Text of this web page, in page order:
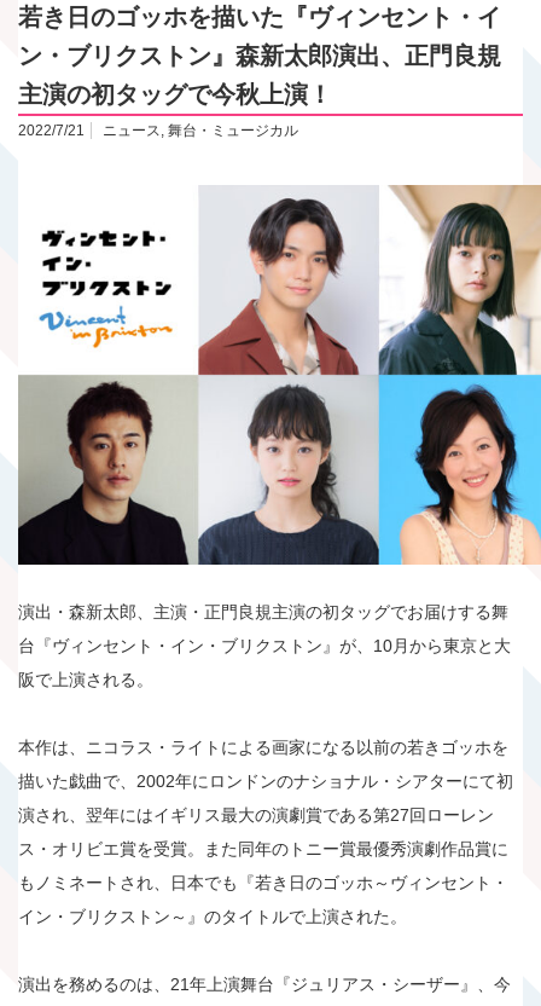
若き日のゴッホを描いた『ヴィンセント・イ
ン・ブリクストン』森新太郎演出、正門良規
主演の初タッグで今秋上演！
2022/7/21 ニュース, 舞台・ミュージカル
演出・森新太郎、主演・正門良規主演の初タッグでお届けする舞
台『ヴィンセント・イン・ブリクストン』が、10月から東京と大
阪で上演される。
本作は、ニコラス・ライトによる画家になる以前の若きゴッホを
描いた戯曲で、2002年にロンドンのナショナル・シアターにて初
演され、翌年にはイギリス最大の演劇賞である第27回ローレン
ス・オリビエ賞を受賞。また同年のトニー賞最優秀演劇作品賞に
もノミネートされ、日本でも『若き日のゴッホ～ヴィンセント・
イン・ブリクストン～』のタイトルで上演された。
演出を務めるのは、21年上演舞台『ジュリアス・シーザー』、今